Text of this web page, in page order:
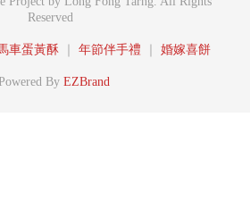
Reserved
車蛋黃酥 年節伴手禮 婚嫁喜餅
By EZBrand